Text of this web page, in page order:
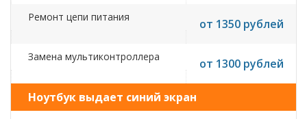
Ремонт цепи питания от 1350 рублей
Замена мультиконтроллера от 1300 рублей
Ноутбук выдает синий экран